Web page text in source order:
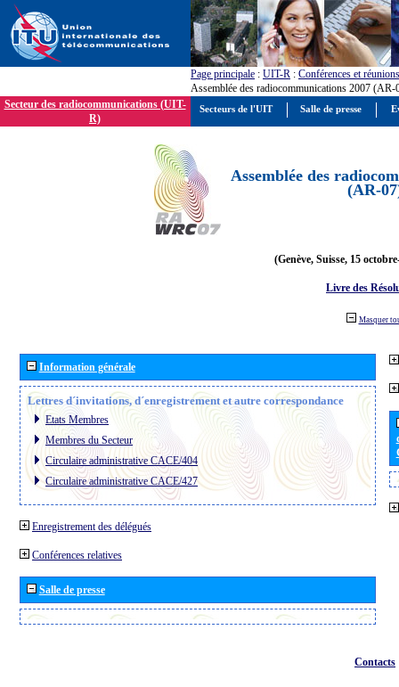
Page principale : UIT-R : Conférences et réunions
Assemblée des radiocommunications 2007 (AR-
Secteur des radiocommunications (UIT-
R)
Assemblée des
(AR-
(Genève, Suisse, 15
Livre des
Masquer
Information générale
Lettres d´invitations, d´enregistrement et autre correspondance
Etats Membres
Membres du Secteur
Circulaire administrative CACE/404
Circulaire administrative CACE/427
Enregistrement des délégués
Conférences relatives
Salle de presse
Contacts
Secteurs de l'UIT Salle de presse